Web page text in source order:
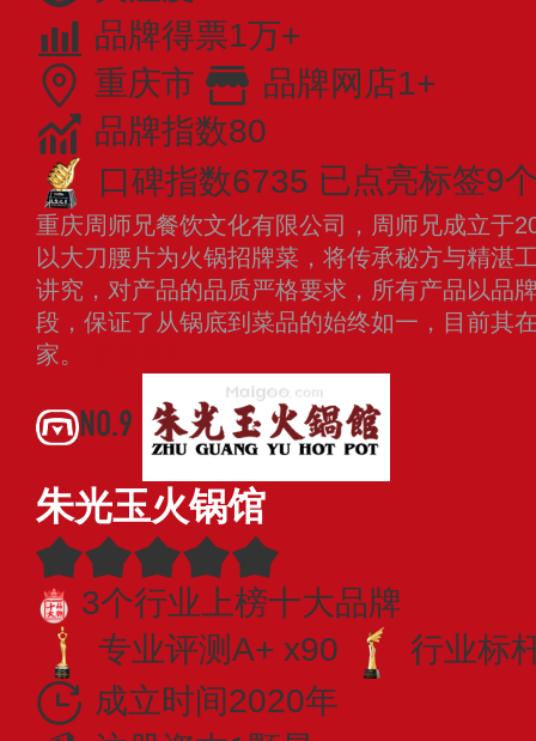
品牌得票1万+
重庆市
品牌网店1+
品牌指数80
口碑指数6735 已点亮标签9
重庆周师兄餐饮文化有限公司，周师兄成立于
以大刀腰片为火锅招牌菜，将传承秘方与精湛
讲究，对产品的品质严格要求，所有产品以品
段，保证了从锅底到菜品的始终如一，目前其
家。
NO.9
朱光玉火锅馆
3个行业上榜十大品牌
专业评测A+ x90
行业标
成立时间2020年